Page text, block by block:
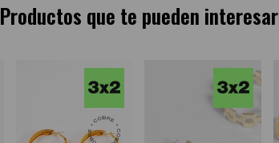
Productos que te pueden interesar